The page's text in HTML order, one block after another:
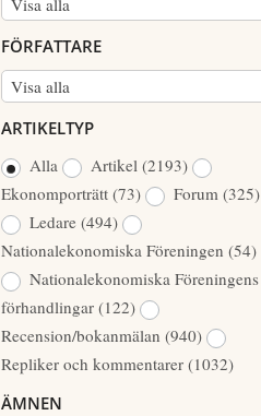
Visa alla
M
M
/
Å
R
FÖRFATTARE
Visa alla
R
F
A
T
T
A
R
E
ARTIKELTYP
Alla
Artikel (2193)
Ekonomporträtt (73) Forum (325)
Ledare (494)
Nationalekonomiska Föreningen (54)
Nationalekonomiska Föreningens
förhandlingar (122)
Recension/bokanmälan (940)
Repliker och kommentarer (1032)
ÄMNEN